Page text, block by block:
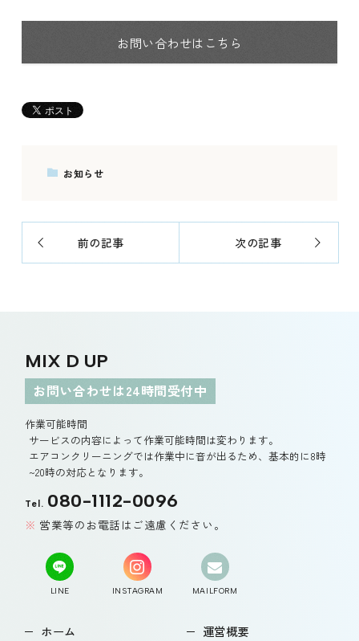
お問い合わせはこちら
お知らせ
前の記事 次の記事
MIX D UP
お問い合わせは24時間受付中
作業可能時間
サービスの内容によって作業可能時間は変わります。
エアコンクリーニングでは作業中に音が出るため、基本的に8時
~20時の対応となります。
Tel. 080-1112-0096
営業等のお電話はご遠慮ください。
LINE INSTAGRAM MAILFORM
ホーム 運営概要